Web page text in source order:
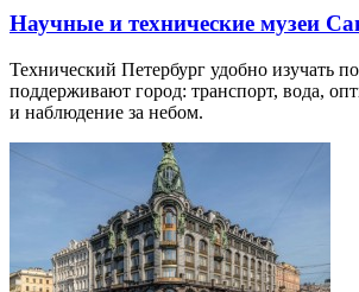
Научные и технические музеи
Технический Петербург удобно изучать
поддерживают город: транспорт, вода,
и наблюдение за небом.